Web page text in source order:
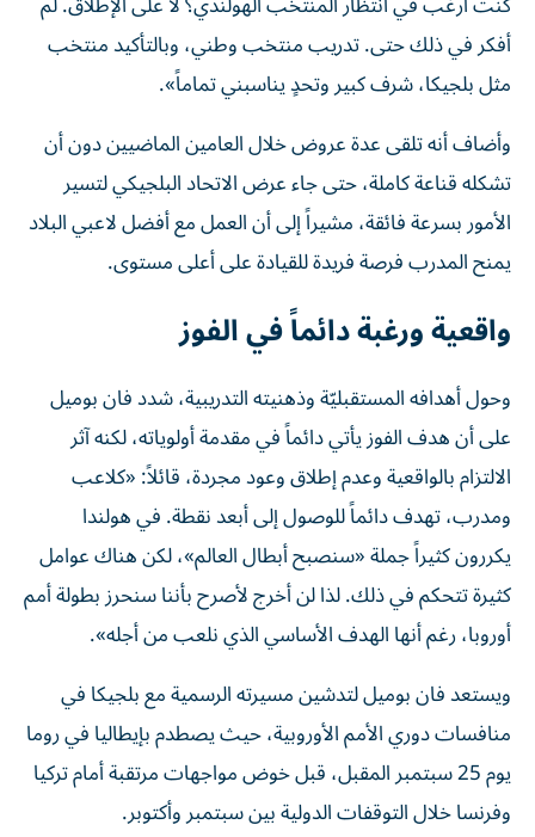
أفكر في ذلك حتى. تدريب منتخب وطني، وبالتأكيد منتخب
مثل بلجيكا، شرف كبير وتحدٍ يناسبني تماماً».
وأضاف أنه تلقى عدة عروض خلال العامين الماضيين دون أن
تشكله قناعة كاملة، حتى جاء عرض الاتحاد البلجيكي لتسير
الأمور بسرعة فائقة، مشيراً إلى أن العمل مع أفضل لاعبي البلاد
يمنح المدرب فرصة فريدة للقيادة على أعلى مستوى.
واقعية ورغبة دائماً في الفوز
وحول أهدافه المستقبليّة وذهنيته التدريبية، شدد فان بوميل
على أن هدف الفوز يأتي دائماً في مقدمة أولوياته، لكنه آثر
الالتزام بالواقعية وعدم إطلاق وعود مجردة، قائلاً: «كلاعب
ومدرب، تهدف دائماً للوصول إلى أبعد نقطة. في هولندا
يكررون كثيراً جملة «سنصبح أبطال العالم»، لكن هناك عوامل
كثيرة تتحكم في ذلك. لذا لن أخرج لأصرح بأننا سنحرز بطولة أمم
أوروبا، رغم أنها الهدف الأساسي الذي نلعب من أجله».
ويستعد فان بوميل لتدشين مسيرته الرسمية مع بلجيكا في
منافسات دوري الأمم الأوروبية، حيث يصطدم بإيطاليا في روما
يوم 25 سبتمبر المقبل، قبل خوض مواجهات مرتقبة أمام تركيا
وفرنسا خلال التوقفات الدولية بين سبتمبر وأكتوبر.